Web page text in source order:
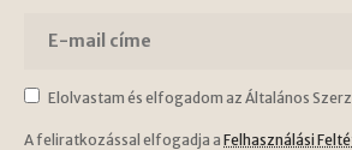
Elolvastam és elfogadom az Általános
A feliratkozással elfogadja a Felhasználási